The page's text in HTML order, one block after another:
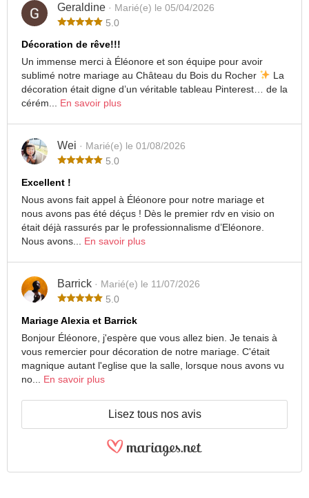
Geraldine · Marié(e) le 05/04/2026
5.0
Décoration de rêve!!!
Un immense merci à Éléonore et son équipe pour avoir
sublimé notre mariage au Château du Bois du Rocher
La
décoration était digne d’un véritable tableau Pinterest… de la
cérém... En savoir plus
Wei · Marié(e) le 01/08/2026
5.0
Excellent !
Nous avons fait appel à Éléonore pour notre mariage et
nous avons pas été déçus ! Dès le premier rdv en visio on
était déjà rassurés par le professionnalisme d’Eléonore.
Nous avons... En savoir plus
Barrick · Marié(e) le 11/07/2026
5.0
Mariage Alexia et Barrick
Bonjour Éléonore, j'espère que vous allez bien. Je tenais à
vous remercier pour décoration de notre mariage. C'était
magnique autant l'eglise que la salle, lorsque nous avons vu
no... En savoir plus
Lisez tous nos avis